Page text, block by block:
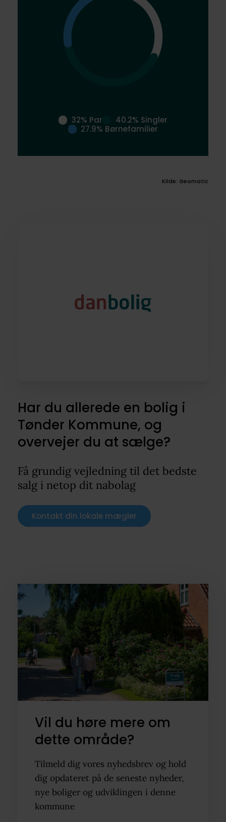
32% Par
40.2% Singler
27.9% Børnefamilier
Kilde: Geomatic
Har du allerede en bolig i
Tønder Kommune, og
overvejer du at sælge?
Få grundig vejledning til det bedste
salg i netop dit nabolag
Kontakt din lokale mægler
Vil du høre mere om
dette område?
Tilmeld dig vores nyhedsbrev og hold
dig opdateret på de seneste nyheder,
nye boliger og udviklingen i denne
kommune